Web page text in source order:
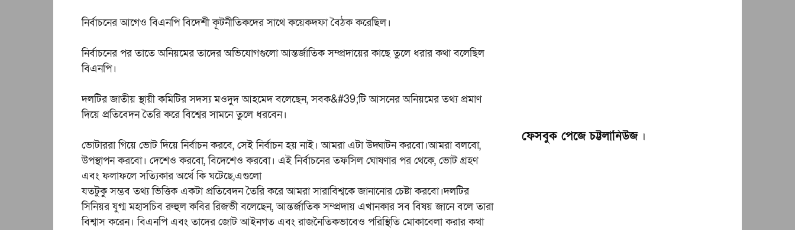
নির্বাচনের আগেও বিএনপি বিদেশী কূটনীতিকদের সাথে কয়েকদফা বৈঠক করেছিল।
নির্বাচনের পর তাতে অনিয়মের তাদের অভিযোগগুলো আন্তর্জাতিক সম্প্রদায়ের কাছে তুলে ধরার কথা বলেছিল
বিএনপি।
দলটির জাতীয় স্থায়ী কমিটির সদস্য মওদুদ আহমেদ বলেছেন, সবক&#39;টি আসনের অনিয়মের তথ্য প্রমাণ
দিয়ে প্রতিবেদন তৈরি করে বিশ্বের সামনে তুলে ধরবেন।
ভোটাররা গিয়ে ভোট দিয়ে নির্বাচন করবে, সেই নির্বাচন হয় নাই। আমরা এটা উদ্ঘাটন করবো।আমরা বলবো,
উপস্থাপন করবো। দেশেও করবো, বিদেশেও করবো। এই নির্বাচনের তফসিল ঘোষণার পর থেকে, ভোট গ্রহণ
এবং ফলাফলে সত্যিকার অর্থে কি ঘটেছে,এগুলো
যতটুকু সম্ভব তথ্য ভিত্তিক একটা প্রতিবেদন তৈরি করে আমরা সারাবিশ্বকে জানানোর চেষ্টা করবো।দলটির
সিনিয়র যুগ্ম মহাসচিব রুহুল কবির রিজভী বলেছেন, আন্তর্জাতিক সম্প্রদায় এখানকার সব বিষয় জানে বলে তারা
বিশ্বাস করেন। বিএনপি এবং তাদের জোট আইনগত এবং রাজনৈতিকভাবেও পরিস্থিতি মোকাবেলা করার কথা
ফেসবুক পেজে চট্টলানিউজ ।